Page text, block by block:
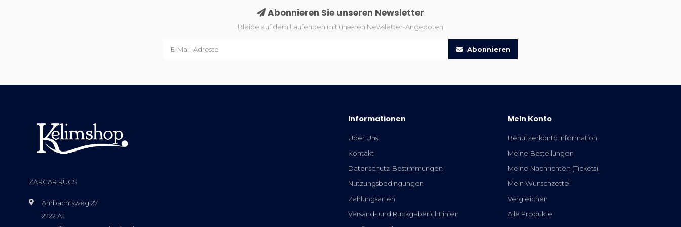
Abonnieren Sie unseren Newsletter
Bleibe auf dem Laufenden mit unseren Newsletter-Angeboten
Abonnieren
ZARGAR RUGS
Ambachtsweg 27
2222 AJ
Informationen
Über Uns
Kontakt
Datenschutz-Bestimmungen
Nutzungsbedingungen
Zahlungsarten
Versand- und Rückgaberichtlinien
Mein Konto
Benutzerkonto Information
Meine Bestellungen
Meine Nachrichten (Tickets)
Mein Wunschzettel
Vergleichen
Alle Produkte